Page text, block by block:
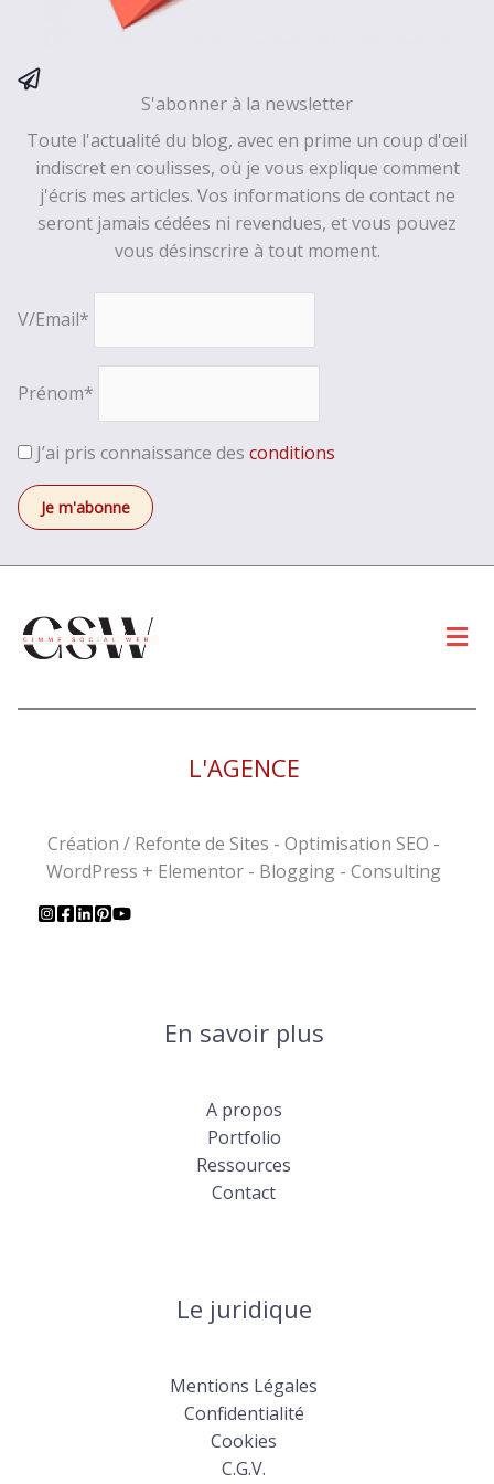
S'abonner à la newsletter
Toute l'actualité du blog, avec en prime un coup d'œil
indiscret en coulisses, où je vous explique comment
j'écris mes articles. Vos informations de contact ne
seront jamais cédées ni revendues, et vous pouvez
vous désinscrire à tout moment.
V/Email*
Prénom*
J’ai pris connaissance des conditions
L'AGENCE
Création / Refonte de Sites - Optimisation SEO -
WordPress + Elementor - Blogging - Consulting
En savoir plus
A propos
Portfolio
Ressources
Contact
Le juridique
Mentions Légales
Confidentialité
Cookies
C.G.V.